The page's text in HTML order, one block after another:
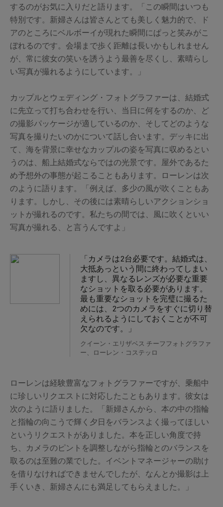
するのがお気に入りだと語ります。「この瞬間はいつも
特別です。新婦さんは皆さんとても美しく魅力的で、ド
アのところにベルボーイが現れた瞬間にぱっと笑みがこ
ぼれるのです。会場まで歩く距離は長いかもしれません
が、常に彼女の笑いを誘うよう最善を尽くし、素晴らし
い写真が撮れるようにしています。」
カップルとウェディング・フォトグラファーは、結婚式
に先立って打ち合わせを行い、当日に何をするのか、ど
の撮影パッケージが適しているのか、そしてどのような
写真を撮りたいのかについて話し合います。デッキに出
て、海を背景に幸せなカップルの姿を写真に収めるとい
うのは、船上結婚式ならではの光景です。屋外であるた
め予想外の事態が起こることもあります。ローレンは次
のように語ります。「例えば、多少の風が吹くこともあ
ります。しかし、その後には素晴らしいアクションショ
ットが撮れるのです。私たちの間では、風に吹くといい
写真が撮れる、と言うんですよ」
「カメラは2台必要です。結婚式は、
大抵あっという間に終わってしまい
ますし、異なるレンズが必要な重要
なショットを取る必要があります。
最も重要なショットを完璧に撮るた
めには、2つのカメラをすぐに切り替
えられるようにしておくことが不可
欠なのです。」
クイーン・エリザベス チーフフォトグラファ
ー、ローレン・コステッロ
ローレンは経験豊富なフォトグラファーですが、乗船中
に珍しいリクエストに対応したこともあります。彼女は
次のように語りました。「新婦さんから、本の中の指輪
と指輪の向こうで輝く夕日をバランスよく撮ってほしい
というリクエストがありました。本を正しい角度で持
ち、カメラのピントを調整しながら指輪とのバランスを
取るのは至難の業でした。イベントマネージャーの助け
を借りなければできませんでしたが、なんとか撮影は上
手くいき、新婦さんにも満足してもらえました。」